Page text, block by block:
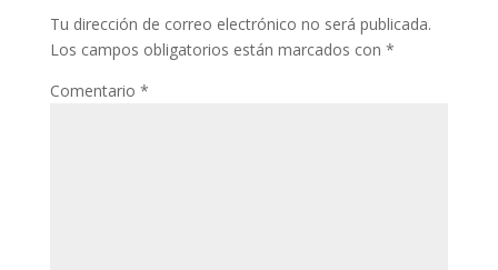
Tu dirección de correo electrónico no será publicada.
Los campos obligatorios están marcados con *
Comentario *